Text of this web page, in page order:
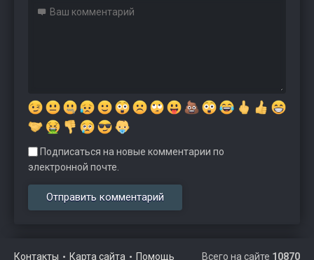
Подписаться на новые комментарии по
электронной почте.
Контакты Карта сайта Помощь Всего на сайте 10870